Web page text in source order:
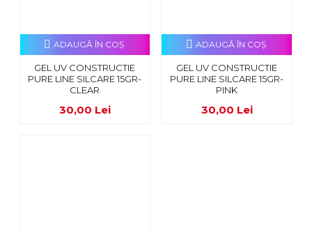
GEL UV CONSTRUCTIE
PURE LINE SILCARE 15GR-
CLEAR
30,00 Lei
ADAUGĂ ÎN COŞ
GEL UV CONSTRUCTIE
PURE LINE SILCARE 15GR-
PINK
30,00 Lei
ADAUGĂ ÎN COŞ